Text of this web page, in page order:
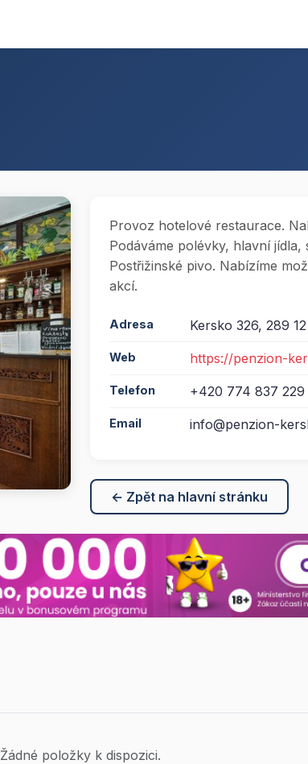
Provoz hotelové restaurace.
Podáváme polévky, hlavní jídla,
Postřižinské pivo. Nabízíme
akcí.
Adresa Kersko 326, 289
Web https://penzion-
Telefon +420 774 837 229
Email info@penzion-
← Zpět na hlavní stránku
Žádné položky k dispozici.